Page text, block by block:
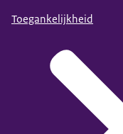
Toegankelijkheid